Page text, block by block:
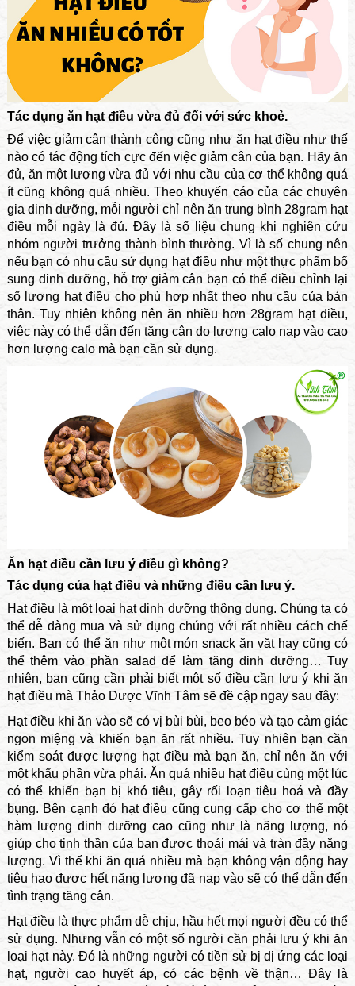
Tác dụng ăn hạt điều vừa đủ đối với sức khoẻ.
Để việc giảm cân thành công cũng như ăn hạt điều như thế
nào có tác động tích cực đến việc giảm cân của bạn. Hãy ăn
đủ, ăn một lượng vừa đủ với nhu cầu của cơ thể không quá
ít cũng không quá nhiều. Theo khuyến cáo của các chuyên
gia dinh dưỡng, mỗi người chỉ nên ăn trung bình 28gram hạt
điều mỗi ngày là đủ. Đây là số liệu chung khi nghiên cứu
nhóm người trưởng thành bình thường. Vì là số chung nên
nếu bạn có nhu cầu sử dụng hạt điều như một thực phẩm bổ
sung dinh dưỡng, hỗ trợ giảm cân bạn có thể điều chỉnh lại
số lượng hạt điều cho phù hợp nhất theo nhu cầu của bản
thân. Tuy nhiên không nên ăn nhiều hơn 28gram hạt điều,
việc này có thể dẫn đến tăng cân do lượng calo nạp vào cao
hơn lượng calo mà bạn cần sử dụng.
Ăn hạt điều cần lưu ý điều gì không?
Tác dụng của hạt điều và những điều cần lưu ý.
Hạt điều là một loại hạt dinh dưỡng thông dụng. Chúng ta có
thể dễ dàng mua và sử dụng chúng với rất nhiều cách chế
biến. Bạn có thể ăn như một món snack ăn vặt hay cũng có
thể thêm vào phần salad để làm tăng dinh dưỡng… Tuy
nhiên, bạn cũng cần phải biết một số điều cần lưu ý khi ăn
hạt điều mà Thảo Dược Vĩnh Tâm sẽ đề cập ngay sau đây:
Hạt điều khi ăn vào sẽ có vị bùi bùi, beo béo và tạo cảm giác
ngon miệng và khiến bạn ăn rất nhiều. Tuy nhiên bạn cần
kiểm soát được lượng hạt điều mà bạn ăn, chỉ nên ăn với
một khẩu phần vừa phải. Ăn quá nhiều hạt điều cùng một lúc
có thể khiến bạn bị khó tiêu, gây rối loạn tiêu hoá và đầy
bụng. Bên cạnh đó hạt điều cũng cung cấp cho cơ thể một
hàm lượng dinh dưỡng cao cũng như là năng lượng, nó
giúp cho tinh thần của bạn được thoải mái và tràn đầy năng
lượng. Vì thế khi ăn quá nhiều mà bạn không vận động hay
tiêu hao được hết năng lượng đã nạp vào sẽ có thể dẫn đến
tình trạng tăng cân.
Hạt điều là thực phẩm dễ chịu, hầu hết mọi người đều có thể
sử dụng. Nhưng vẫn có một số người cần phải lưu ý khi ăn
loại hạt này. Đó là những người có tiền sử bị dị ứng các loại
hạt, người cao huyết áp, có các bệnh về thận… Đây là